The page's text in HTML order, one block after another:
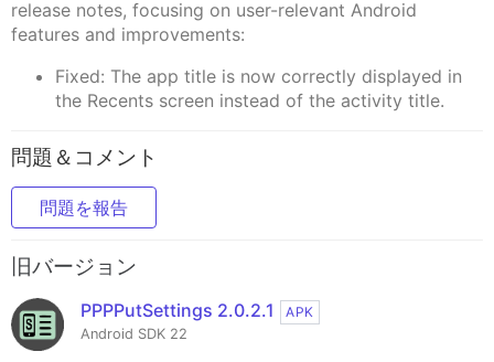
release notes, focusing on user-relevant Android
features and improvements:
Fixed: The app title is now correctly displayed in
the Recents screen instead of the activity title.
問題＆コメント
問題を報告
旧バージョン
PPPPutSettings 2.0.2.1
APK
Android SDK 22